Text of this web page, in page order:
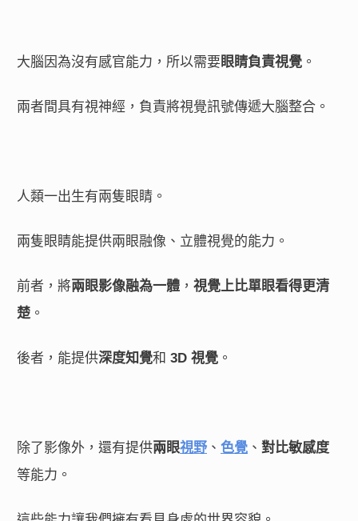
大腦因為沒有感官能力，所以需要 眼睛負責視覺 。
兩者間具有視神經，負責將視覺訊號傳遞大腦整合。
人類一出生有兩隻眼睛。
兩隻眼睛能提供兩眼融像、立體視覺的能力。
前者，將兩眼影像融為一體 ， 視覺上比單眼看得更清
楚 。
後者，能提供深度知覺和 3D 視覺 。
除了影像外，還有提供兩眼視野 、 色覺 、 對比敏感度
等能力。